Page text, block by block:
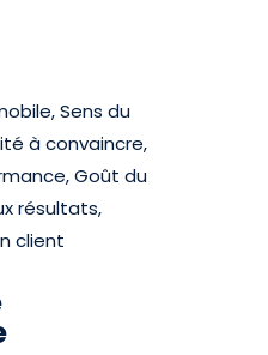
Sens du
à convaincre,
Goût du
résultats,
client